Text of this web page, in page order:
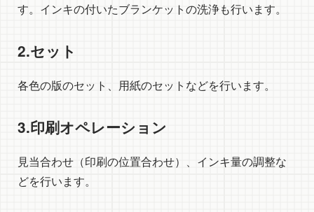
す。インキの付いたブランケットの洗浄も行います。
2.セット
各色の版のセット、用紙のセットなどを行います。
3.印刷オペレーション
見当合わせ（印刷の位置合わせ）、インキ量の調整な
どを行います。